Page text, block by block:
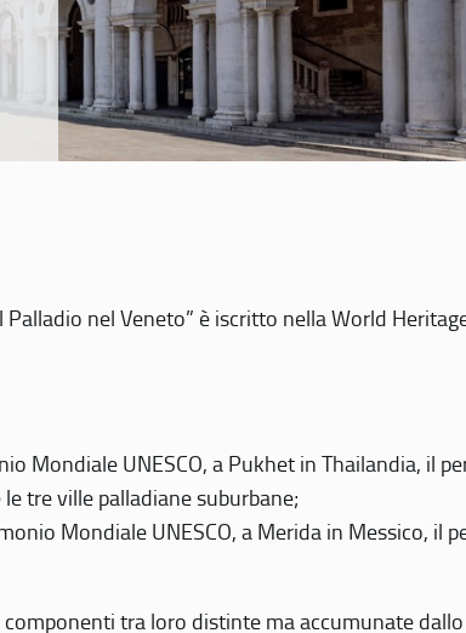
nel Veneto” è iscritto nella World
Mondiale UNESCO, a Pukhet in Thailandia, il
tre ville palladiane suburbane;
Mondiale UNESCO, a Merida in Messico, il
tra loro distinte ma accumunate dallo